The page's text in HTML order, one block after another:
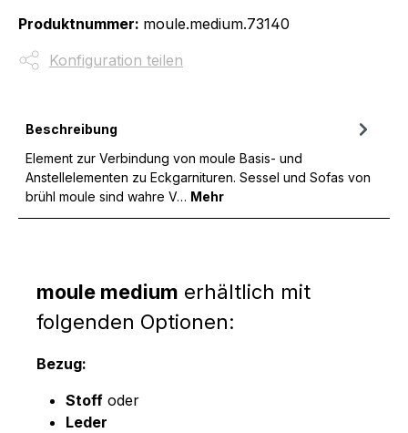
Produktnummer: moule.medium.73140
Konfiguration teilen
Beschreibung
Element zur Verbindung von moule Basis- und
Anstellelementen zu Eckgarnituren. Sessel und Sofas von
brühl moule sind wahre V… Mehr
moule medium erhältlich mit
folgenden Optionen:
Bezug:
Stoff oder
Leder